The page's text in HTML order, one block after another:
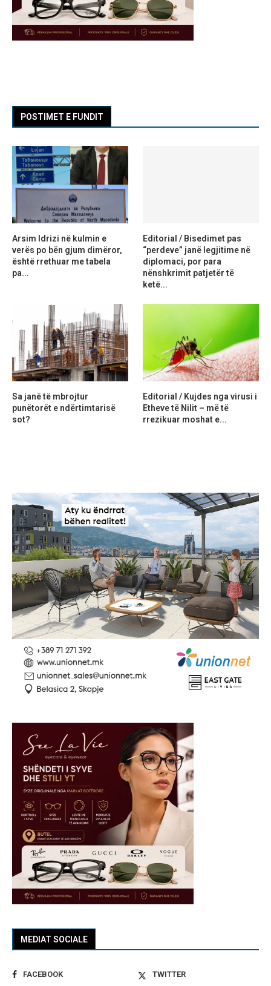
MEDIAT SOCIALE
FACEBOOK
TWITTER
POSTIMET E FUNDIT
Arsim Idrizi në kulmin e
verës po bën gjum dimëror,
është rrethuar me tabela
pa...
Editorial / Bisedimet pas
“perdeve” janë legjitime në
diplomaci, por para
nënshkrimit patjetër të
ketë...
Sa janë të mbrojtur
punëtorët e ndërtimtarisë
sot?
Editorial / Kujdes nga virusi i
Etheve të Nilit – më të
rrezikuar moshat e...